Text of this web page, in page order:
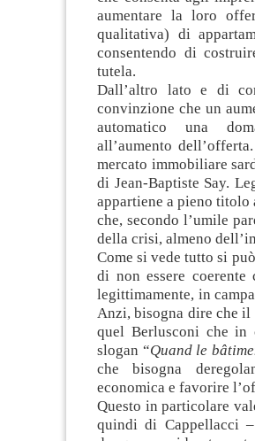
aumentare la loro
qualitativa) di
consentendo di
tutela.
Dall’altro lato e di
convinzione che un
automatico una
all’aumento
mercato immobiliare
di Jean-Baptiste Say.
appartiene a pieno
che, secondo l’umile
della crisi, almeno
Come si vede tutto si
di non essere
legittimamente, in
Anzi, bisogna dire che
quel Berlusconi che in
slogan “Quand le
che bisogna
economica e favorire
Questo in particolare
quindi di Cappellacci